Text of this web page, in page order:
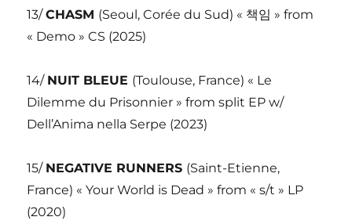
13/CHASM (Seoul, Corée du Sud) « 책임 » from
« Demo » CS (2025)
14/ NUIT BLEUE (Toulouse, France) « Le
Dilemme du Prisonnier » from split EP w/
Dell’Anima nella Serpe (2023)
15/ NEGATIVE RUNNERS (Saint-Etienne,
France) « Your World is Dead » from « s/t » LP
(2020)